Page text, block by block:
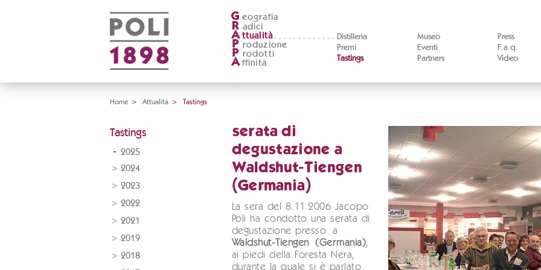
G eografia
R adici
A ttualità
Distilleria
Premi
Tastings
Museo
Eventi
Partners
Press
F.a.q.
Video
P roduzione
P rodotti
A ffinità
Home > Attualità > Tastings
Tastings
2025
2024
2023
2022
2021
2019
2018
serata di
degustazione a
Waldshut-Tiengen
(Germania)
La sera del 8.11.2006 Jacopo
Poli ha condotto una serata di
degustazione presso a
Waldshut-Tiengen (Germania),
ai piedi della Foresta Nera,
durante la quale si è parlato